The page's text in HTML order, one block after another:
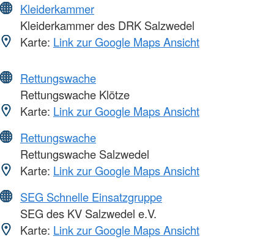
Kleiderkammer
Kleiderkammer des DRK Salzwedel
Karte: Link zur Google Maps Ansicht
Rettungswache
Rettungswache Klötze
Karte: Link zur Google Maps Ansicht
Rettungswache
Rettungswache Salzwedel
Karte: Link zur Google Maps Ansicht
SEG Schnelle Einsatzgruppe
SEG des KV Salzwedel e.V.
Karte: Link zur Google Maps Ansicht